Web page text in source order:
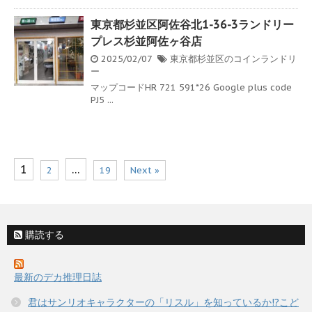
東京都杉並区阿佐谷北1-36-3ランドリー
プレス杉並阿佐ヶ谷店
2025/02/07
東京都杉並区のコインランドリ
ー
マップコードHR 721 591*26 Google plus code
PJ5 ...
1 2 … 19 Next »
購読する
最新のデカ推理日誌
君はサンリオキャラクターの「リスル」を知っているか!?こど